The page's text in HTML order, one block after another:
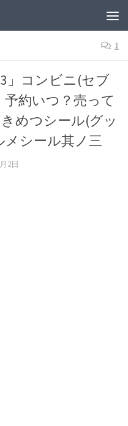
1
」コンビニ(セブ
約いつ？売って
めつシール(グッ
メシール其ノ三
2日